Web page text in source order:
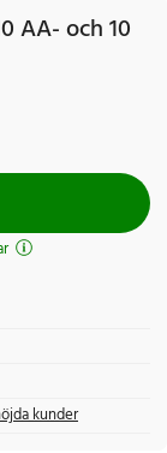
AA- och 10
kunder